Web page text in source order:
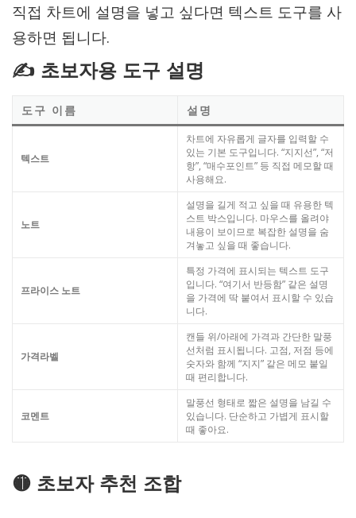
직접 차트에 설명을 넣고 싶다면 텍스트 도구를 사
용하면 됩니다.
✍️ 초보자용 도구 설명
도구 이름 설명
텍스트
차트에 자유롭게 글자를 입력할 수
있는 기본 도구입니다. “지지선”, “저
항”, “매수포인트” 등 직접 메모할 때
사용해요.
노트
설명을 길게 적고 싶을 때 유용한 텍
스트 박스입니다. 마우스를 올려야
내용이 보이므로 복잡한 설명을 숨
겨놓고 싶을 때 좋습니다.
프라이스 노트
특정 가격에 표시되는 텍스트 도구
입니다. “여기서 반등함” 같은 설명
을 가격에 딱 붙여서 표시할 수 있습
니다.
가격라벨
캔들 위/아래에 가격과 간단한 말풍
선처럼 표시됩니다. 고점, 저점 등에
숫자와 함께 “지지” 같은 메모 붙일
때 편리합니다.
코멘트
말풍선 형태로 짧은 설명을 남길 수
있습니다. 단순하고 가볍게 표시할
때 좋아요.
🟡 초보자 추천 조합